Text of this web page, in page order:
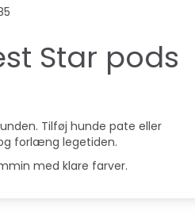
89,00 DKK
Læg i kurv
Star pods
Tilføj hunde pate eller
forlæng legetiden.
med klare farver.